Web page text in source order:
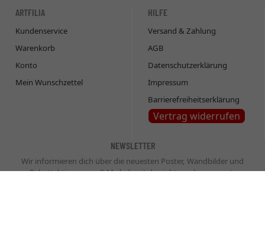
ARTFILIA
Kundenservice
Warenkorb
Konto
Mein Wunschzettel
HILFE
Versand & Zahlung
AGB
Datenschutzerklärung
Impressum
Barrierefreiheitserklärung
Vertrag widerrufen
NEWSLETTER
Wir informieren dich über die neuesten Poster, Wandbilder und
Rabattaktionen per E-Mail, damit du nichts mehr verpasst.